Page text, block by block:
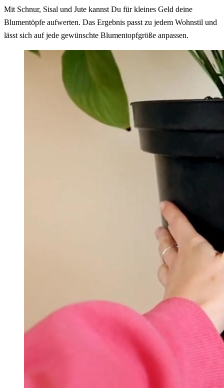
Mit Schnur, Sisal und Jute kannst Du für kleines Geld deine
Blumentöpfe aufwerten. Das Ergebnis passt zu jedem Wohnstil und
lässt sich auf jede gewünschte Blumentopfgröße anpassen.